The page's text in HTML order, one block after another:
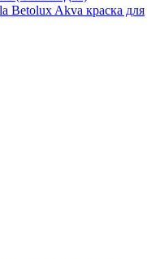
Betolux Akva краска для